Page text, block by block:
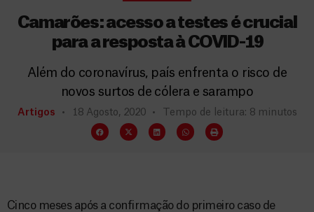
Camarões: acesso a testes é crucial
para a resposta à COVID-19
Além do coronavírus, país enfrenta o risco de
novos surtos de cólera e sarampo
Artigos 18 Agosto, 2020 Tempo de leitura: 8 minutos
Cinco meses após a confirmação do primeiro caso de